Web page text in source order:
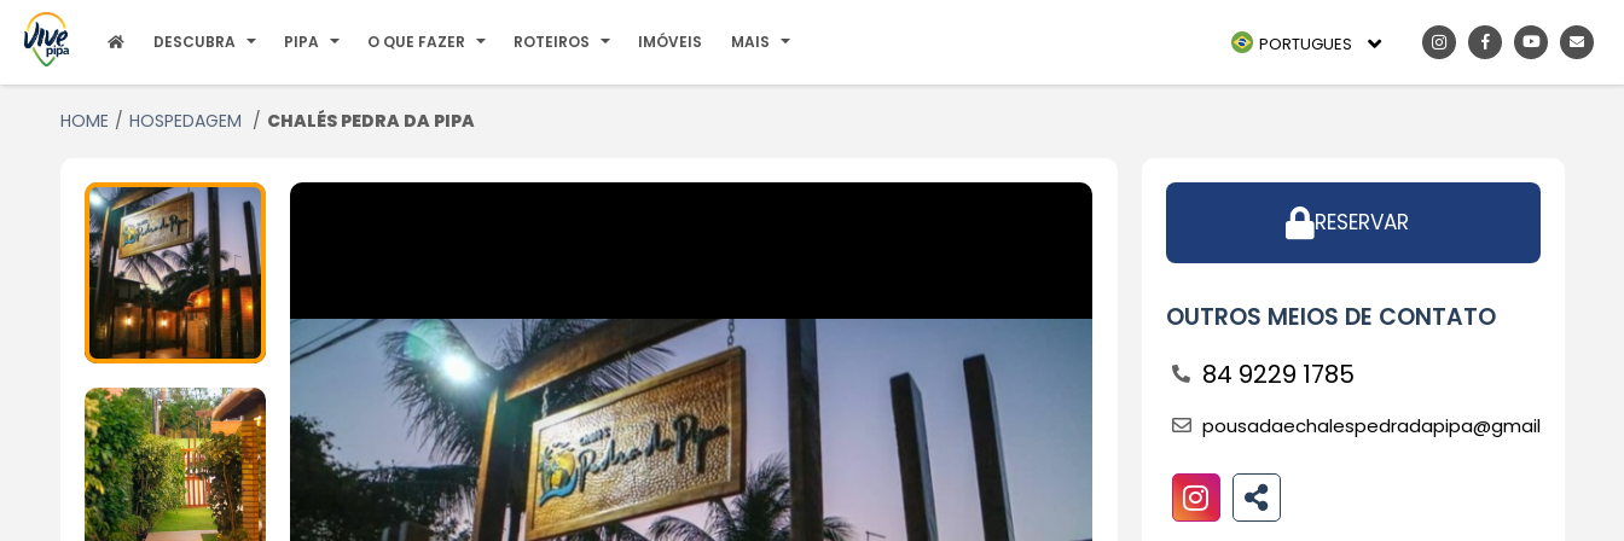
DESCUBRA PIPA O QUE FAZER ROTEIROS IMÓVEIS MAIS PORTUGUES
HOME HOSPEDAGEM CHALÉS PEDRA DA PIPA
RESERVAR
OUTROS MEIOS DE CONTATO
84 9229 1785
pousadaechalespedradapipa@gmail.com